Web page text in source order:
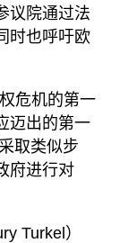
议院通过法
时也呼吁欧
危机的第一
迈出的第一
取类似步
府进行对
Turkel）